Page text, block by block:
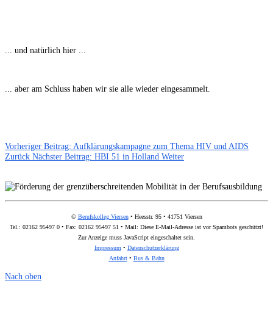
... und natürlich hier ...
... aber am Schluss haben wir sie alle wieder eingesammelt.
Vorheriger Beitrag: Aufklärungskampagne zum Thema HIV und AIDS
Zurück Nächster Beitrag: HBI 51 in Holland Weiter
© Berufskolleg Viersen• Heesstr. 95 • 41751 Viersen
Tel.: 02162 95497 0 • Fax: 02162 95497 51 • Mail: Diese E-Mail-Adresse ist vor Spambots geschützt!
Zur Anzeige muss JavaScript eingeschaltet sein.
Impressum • Datenschutzerklärung
Anfahrt• Bus & Bahn
Nach oben